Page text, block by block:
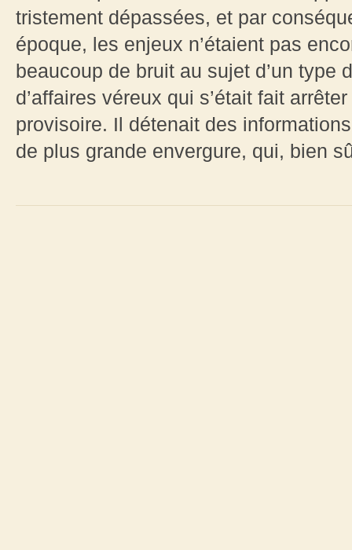
tristement dépassées, et par
époque, les enjeux n’étaient pas
beaucoup de bruit au sujet d’un type
d’affaires véreux qui s’était fait
provisoire. Il détenait des
de plus grande envergure, qui, bien